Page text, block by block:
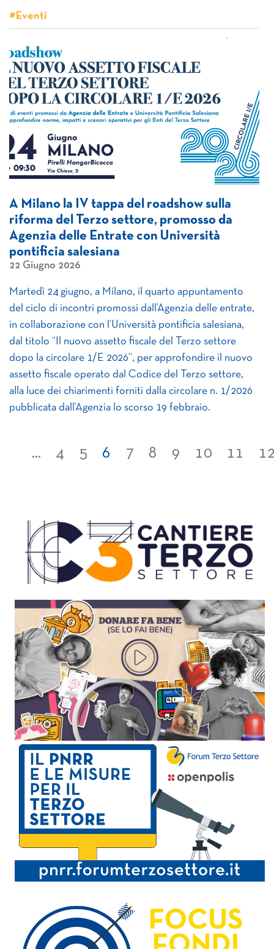
#Eventi
A Milano la IV tappa del roadshow sulla
riforma del Terzo settore, promosso da
Agenzia delle Entrate con Università
pontificia salesiana
22 Giugno 2026
Martedì 24 giugno, a Milano, il quarto appuntamento
del ciclo di incontri promossi dall’Agenzia delle entrate,
in collaborazione con l’Università pontificia salesiana,
dal titolo “Il nuovo assetto fiscale del Terzo settore
dopo la circolare 1/E 2026”, per approfondire il nuovo
assetto fiscale operato dal Codice del Terzo settore,
alla luce dei chiarimenti forniti dalla circolare n. 1/2026
pubblicata dall’Agenzia lo scorso 19 febbraio.
... 4 5 6 7 8 9 10 11